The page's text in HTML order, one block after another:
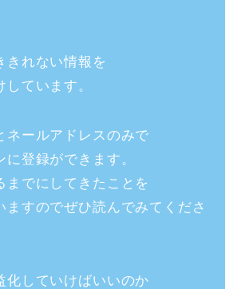
きれない情報を
ています。
ネールアドレスのみで
に登録ができます。
までにしてきたことを
ますのでぜひ読んでみてくださ
化していけばいいのか